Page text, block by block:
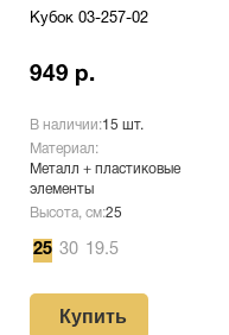
Кубок 03-257-02
949 р.
В наличии:15 шт.
Материал:
Металл + пластиковые
элементы
Высота, см:25
25 30 19.5
Купить